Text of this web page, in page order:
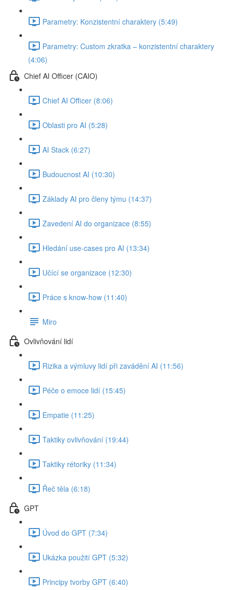
Parametry: Konzistentní charaktery (5:49)
Parametry: Custom zkratka –⁠⁠ konzistentní charaktery⁠⁠⁠⁠⁠⁠⁠⁠⁠⁠⁠⁠⁠⁠
(4:06)
Chief AI Officer (CAIO)
Chief AI Officer (8:06)
Oblasti pro AI (5:28)
AI Stack (6:27)
Budoucnost AI (10:30)
Základy AI pro členy týmu (14:37)
Zavedení AI do organizace (8:55)
Hledání use-cases pro AI (13:34)
Učící se organizace (12:30)
Práce s know-how (11:40)
Miro
Ovlivňování lidí
Rizika a výmluvy lidí při zavádění AI (11:56)
Péče o emoce lidí (15:45)
Empatie (11:25)
Taktiky ovlivňování (19:44)
Taktiky rétoriky (11:34)
Řeč těla (6:18)
GPT
Úvod do GPT (7:34)
Ukázka použití GPT (5:32)
Principy tvorby GPT (6:40)